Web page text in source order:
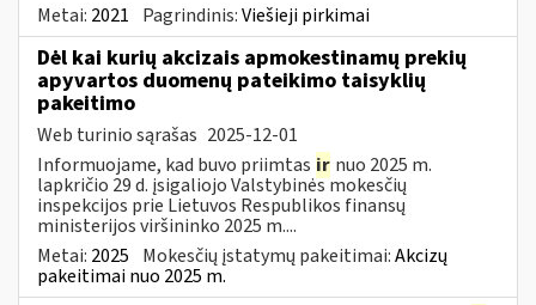
Metai: 2021 Pagrindinis:Viešieji pirkimai
Dėl kai kurių akcizais apmokestinamų prekių
apyvartos duomenų pateikimo taisyklių
pakeitimo
Web turinio sąrašas 2025-12-01
Informuojame, kad buvo priimtas ir nuo 2025 m.
lapkričio 29 d. įsigaliojo Valstybinės mokesčių
inspekcijos prie Lietuvos Respublikos finansų
ministerijos viršininko 2025 m....
Metai: 2025 Mokesčių įstatymų pakeitimai:Akcizų
pakeitimai nuo 2025 m.